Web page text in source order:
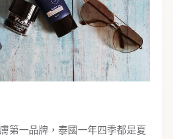
第一品牌，泰國一年四季都是夏